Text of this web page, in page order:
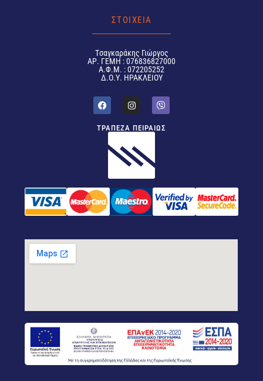
ΣΤΟΙΧΕΙΑ
Tσαγκαράκης Γιώργος
ΑΡ. ΓΕΜΗ : 076836827000
Α.Φ.Μ. : 072205252
Δ.Ο.Υ. ΗΡΑΚΛΕΙΟΥ
ΤΡΑΠΕΖΑ ΠΕΙΡΑΙΩΣ